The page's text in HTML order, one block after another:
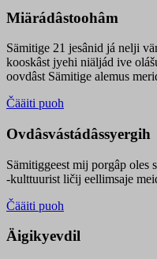
Miärádâstoohâm
Sämitige 21 jesânid já nelji
kooskâst jyehi niäljád ive
oovdâst Sämitige alemus
Čääiti puoh
Ovdâsvástádâssyergih
Sämitiggeest mij porgâp oles
-kulttuurist ličij eellimsaje
Čääiti puoh
Äigikyevdil